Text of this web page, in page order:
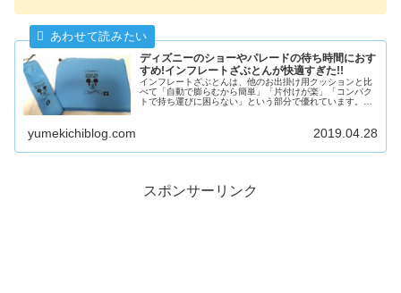
ディズニーのショーやパレードの待ち時間におす
すめ!インフレートざぶとんが快適すぎた!!
インフレートざぶとんは、他のお出掛け用クッションと比
べて「自動で膨らむから簡単」「片付けが楽」「コンパク
トで持ち運びに困らない」という部分で優れています。そ
yumekichiblog.com 2019.04.28
スポンサーリンク